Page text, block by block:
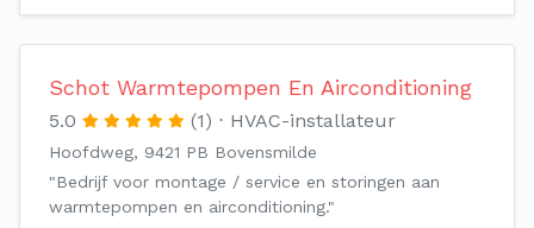
Schot Warmtepompen En Airconditioning
5.0 (1) HVAC-installateur
Hoofdweg, 9421 PB Bovensmilde
"Bedrijf voor montage / service en storingen aan
warmtepompen en airconditioning."